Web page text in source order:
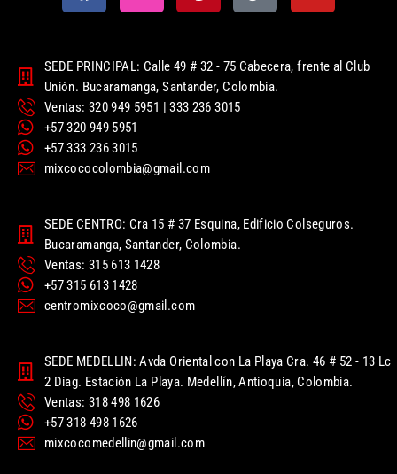
SEDE PRINCIPAL: Calle 49 # 32 - 75 Cabecera, frente al Club
Unión. Bucaramanga, Santander, Colombia.
Ventas: 320 949 5951 | 333 236 3015
+57 320 949 5951
+57 333 236 3015
mixcococolombia@gmail.com
SEDE CENTRO: Cra 15 # 37 Esquina, Edificio Colseguros.
Bucaramanga, Santander, Colombia.
Ventas: 315 613 1428
+57 315 613 1428
centromixcoco@gmail.com
SEDE MEDELLIN: Avda Oriental con La Playa Cra. 46 # 52 - 13 Lc
2 Diag. Estación La Playa. Medellín, Antioquia, Colombia.
Ventas: 318 498 1626
+57 318 498 1626
mixcocomedellin@gmail.com